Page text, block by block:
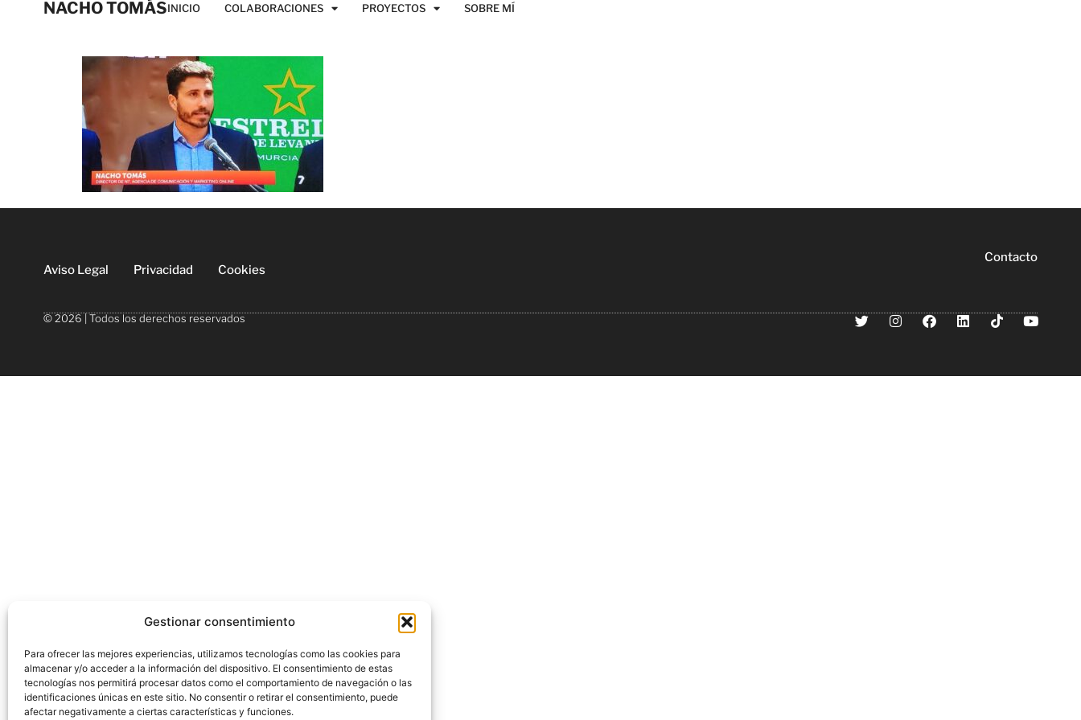
Gestionar consentimiento
Para ofrecer las mejores experiencias, utilizamos tecnologías como las cookies para
almacenar y/o acceder a la información del dispositivo. El consentimiento de estas
tecnologías nos permitirá procesar datos como el comportamiento de navegación o las
identificaciones únicas en este sitio. No consentir o retirar el consentimiento, puede
afectar negativamente a ciertas características y funciones.
NACHO TOMÁSINICIO COLABORACIONES PROYECTOS SOBRE MÍ
Aviso Legal Privacidad Cookies
Contacto
© 2026 | Todos los derechos reservados